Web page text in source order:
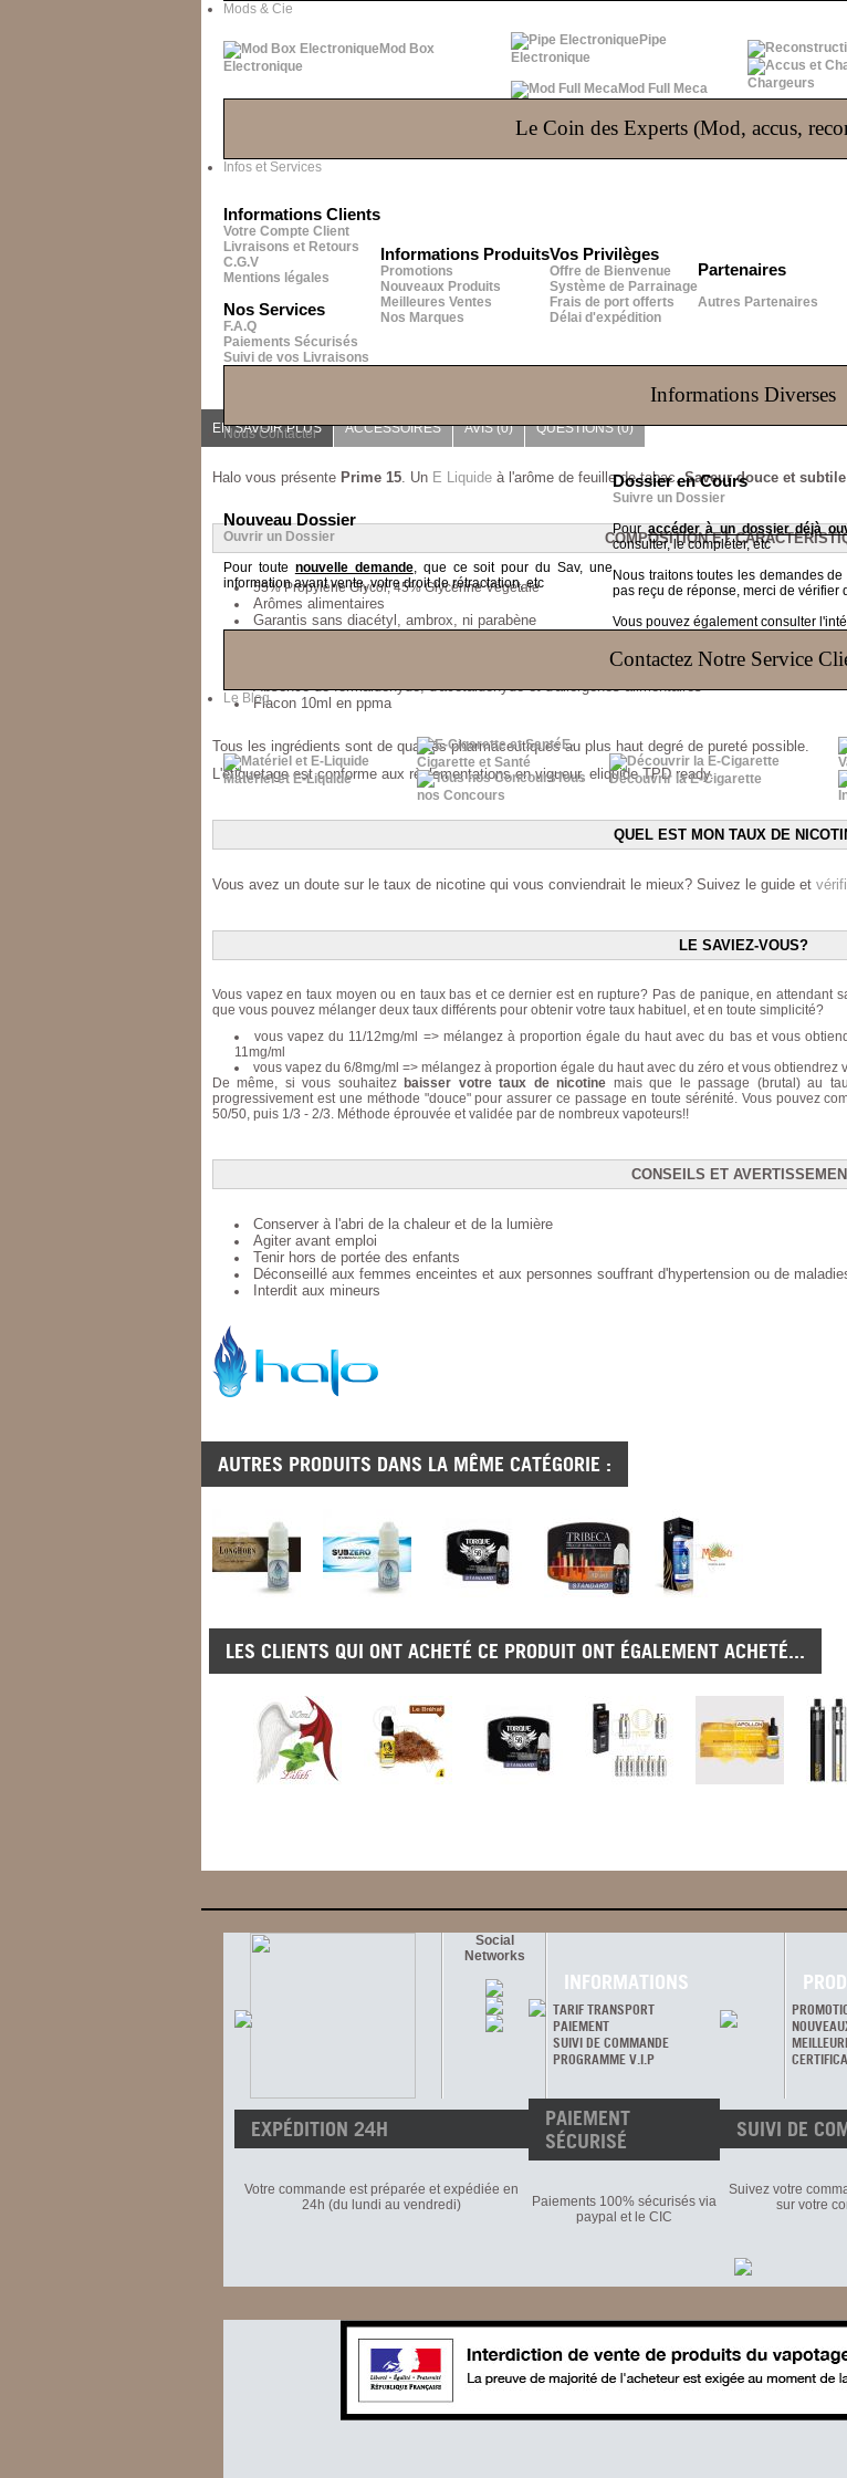
Mods & Cie
Mod Box
Electronique
Pipe
Electronique
Mod Full Meca
Chargeurs
Le Coin des Experts (Mod, accus,
Infos et Services
Informations Clients
Votre Compte Client
Livraisons et Retours
C.G.V
Mentions légales
Nos Services
F.A.Q
Paiements Sécurisés
Suivi de vos Livraisons
Informations Produits
Promotions
Nouveaux Produits
Meilleures Ventes
Nos Marques
Vos Privilèges
Offre de Bienvenue
Système de Parrainage
Frais de port offerts
Délai d'expédition
Partenaires
Autres Partenaires
Informations Diverses
Nous Contacter
Nouveau Dossier
Ouvrir un Dossier
Pour toute nouvelle demande, que ce soit pour du Sav, une
information avant vente, votre droit de rétractation, etc
Dossier en Cours
Suivre un Dossier
Pouraccéder à un dossier déjà
consulter, le compléter, etc
Nous traitons toutes les demandes
pas reçu de réponse, merci de vérifier
Vous pouvez également consulter
Contactez Notre Service
Le Blog
Matériel et E-Liquide
E-
Cigarette et Santé
Tous
nos Concours
Découvrir la E-Cigarette
EN SAVOIR PLUS ACCESSOIRES AVIS (0) QUESTIONS(0)
Halo vous présente Prime 15. Un E Liquide à l'arôme de feuille de tabac.Saveur douce et subtile
COMPOSITION ET
55% Propylène Glycol, 45% Glycérine Végétale
Arômes alimentaires
Garantis sans diacétyl, ambrox, ni parabène
Absence de formaldéhyde, d'acétaldéhyde et d'allergènes alimentaires
Flacon 10ml en ppma
​Tous les ingrédients sont de qualités pharmaceutiques au plus haut degré de pureté possible.
L'étiquetage est conforme aux règlementations en vigueur, eliquide TPD ready.
QUEL EST MON TAUX DE
Vous avez un doute sur le taux de nicotine qui vous conviendrait le mieux? Suivez le guide et
LE SAVIEZ-VOUS?
Vous vapez en taux moyen ou en taux bas et ce dernier est en rupture? Pas de panique, en attendant
que vous pouvez mélanger deux taux différents pour obtenir votre taux habituel, et en toute simplicité?
vous vapez du 11/12mg/ml => mélangez à proportion égale du haut avec du bas et vous
11mg/ml
vous vapez du 6/8mg/ml => mélangez à proportion égale du haut avec du zéro et vous obtiendrez
De même, si vous souhaitez baisser votre taux de nicotine mais que le passage (brutal) au
progressivement est une méthode "douce" pour assurer ce passage en toute sérénité. Vous pouvez
50/50, puis 1/3 - 2/3. Méthode éprouvée et validée par de nombreux vapoteurs!!
CONSEILS ET
Conserver à l'abri de la chaleur et de la lumière
Agiter avant emploi
Tenir hors de portée des enfants
Déconseillé aux femmes enceintes et aux personnes souffrant d'hypertension ou de
Interdit aux mineurs
AUTRES PRODUITS DANS LA MÊME CATÉGORIE :
LES CLIENTS QUI ONT ACHETÉ CE PRODUIT ONT ÉGALEMENT ACHETÉ...
Social
Networks
INFORMATIONS
TARIF TRANSPORT
PAIEMENT
SUIVI DE COMMANDE
PROGRAMME V.I.P
EXPÉDITION 24H
Votre commande est préparée et expédiée en
24h (du lundi au vendredi)
PAIEMENT
SÉCURISÉ
Paiements 100% sécurisés via
paypal et le CIC
SUIVI DE
Suivez votre
sur votre